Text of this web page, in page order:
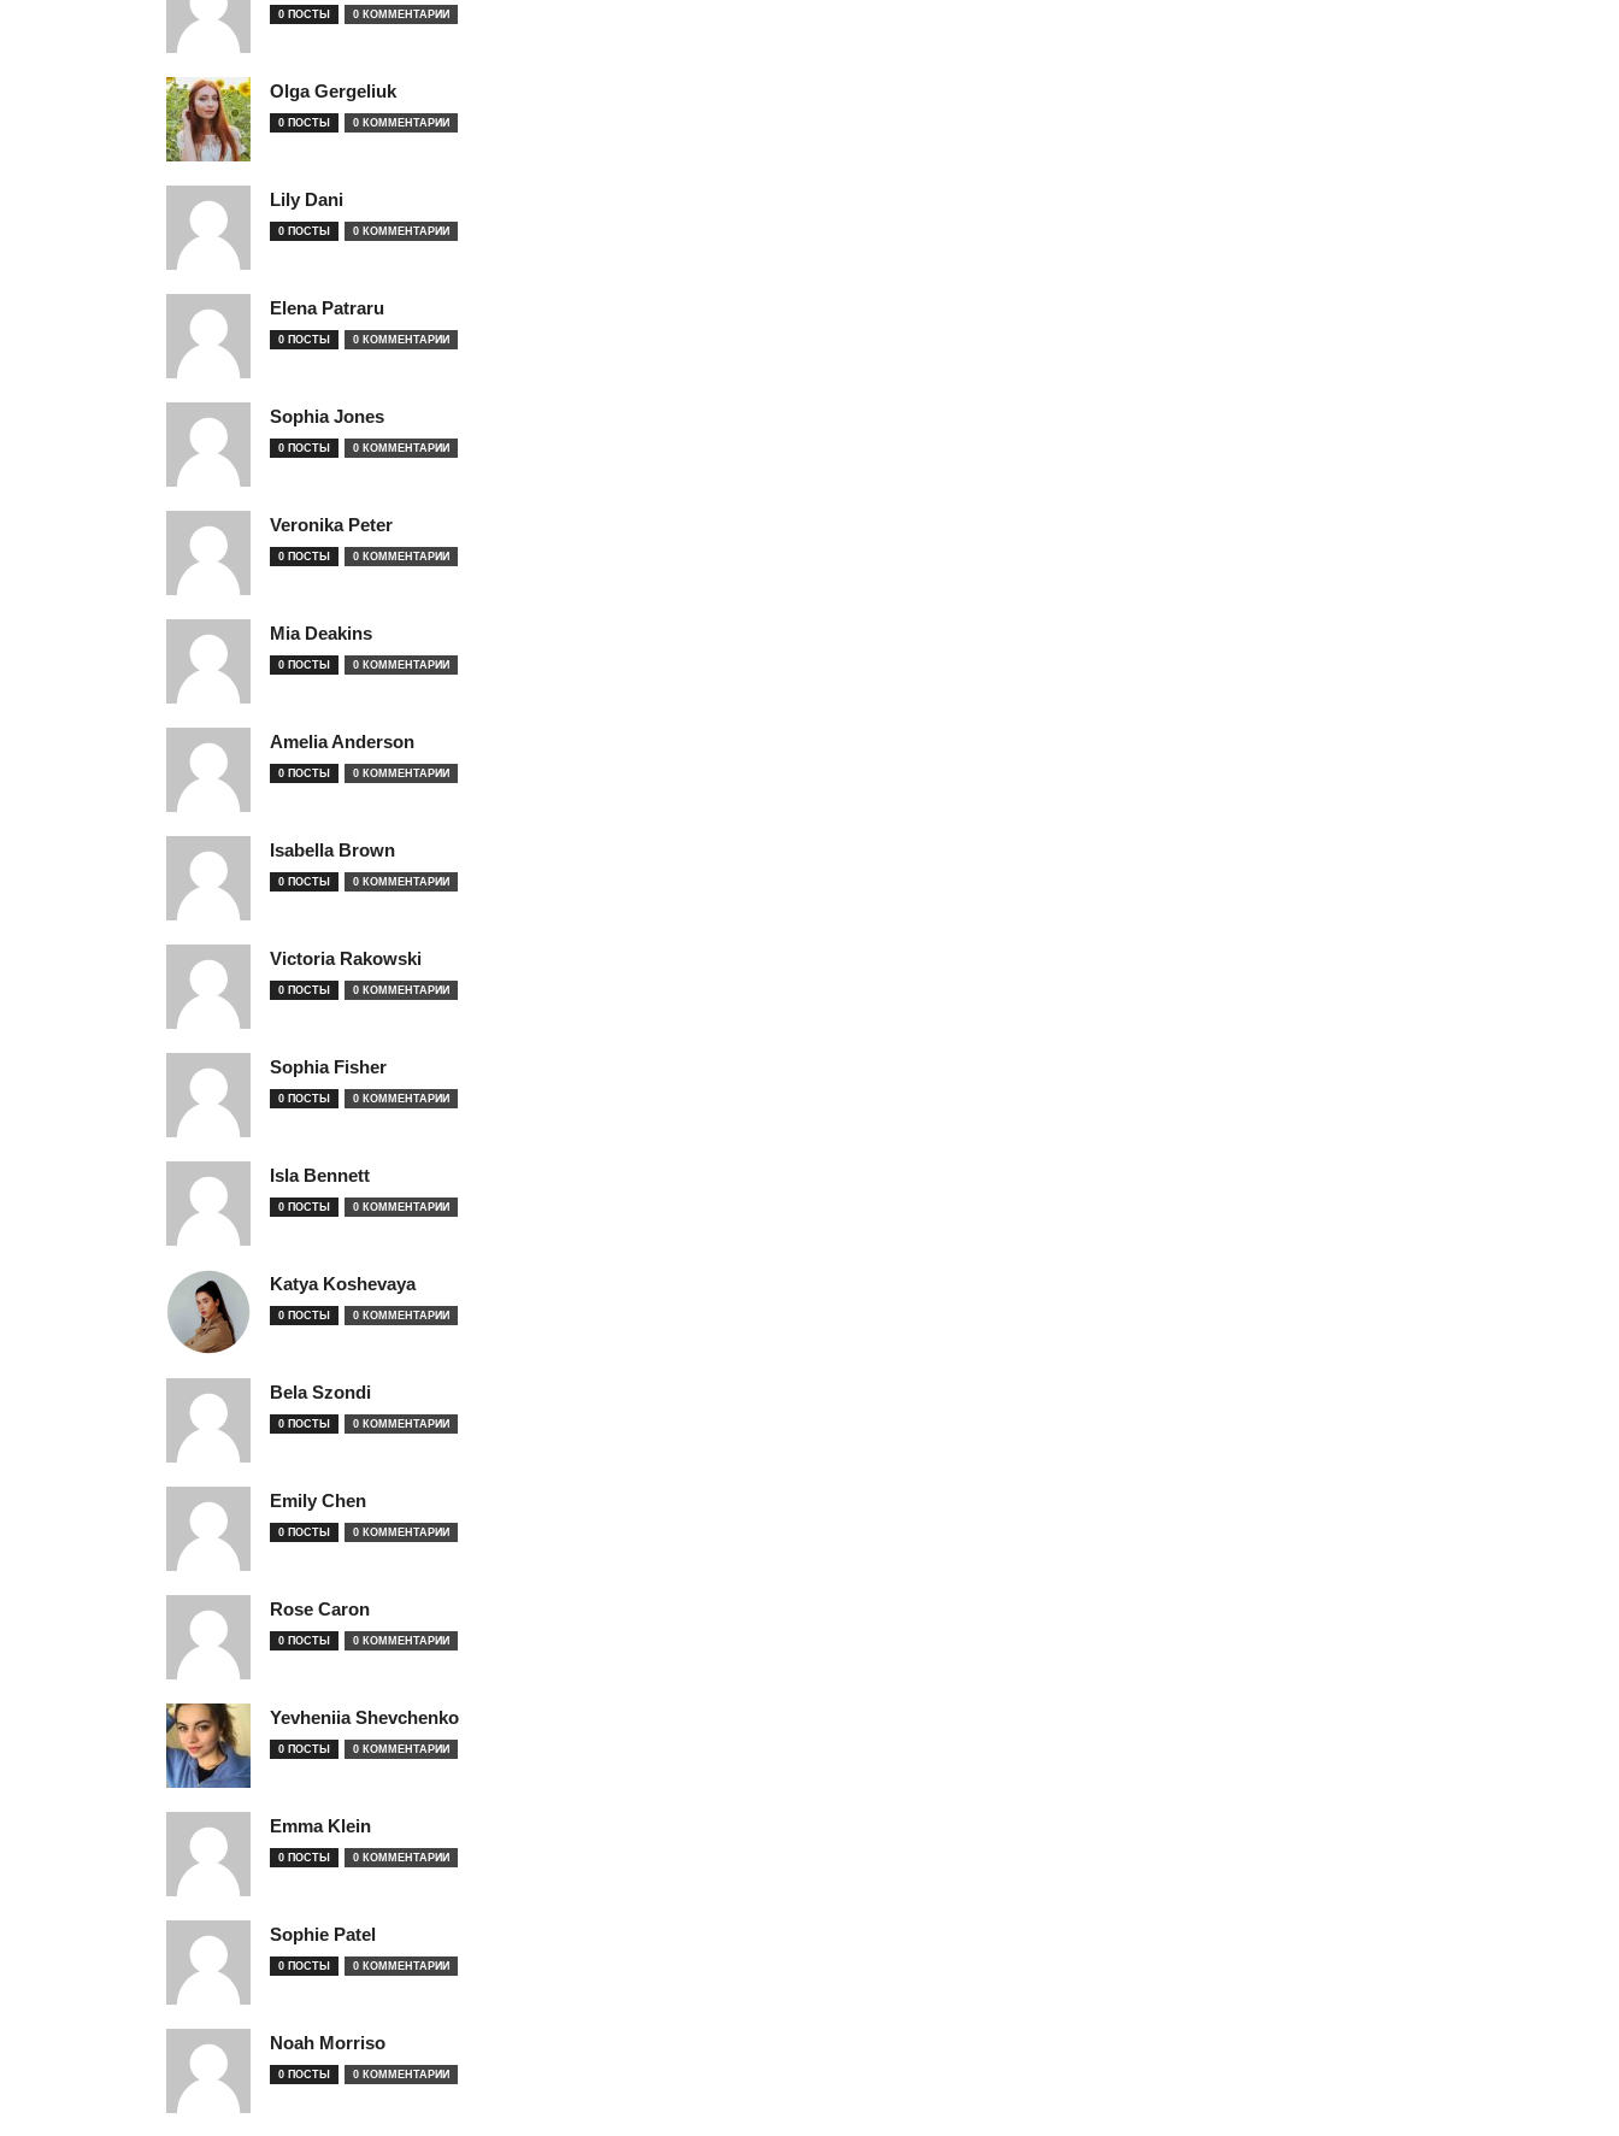
0 ПОСТЫ 0 КОММЕНТАРИИ
Olga Gergeliuk
0 ПОСТЫ 0 КОММЕНТАРИИ
Lily Dani
0 ПОСТЫ 0 КОММЕНТАРИИ
Elena Patraru
0 ПОСТЫ 0 КОММЕНТАРИИ
Sophia Jones
0 ПОСТЫ 0 КОММЕНТАРИИ
Veronika Peter
0 ПОСТЫ 0 КОММЕНТАРИИ
Mia Deakins
0 ПОСТЫ 0 КОММЕНТАРИИ
Amelia Anderson
0 ПОСТЫ 0 КОММЕНТАРИИ
Isabella Brown
0 ПОСТЫ 0 КОММЕНТАРИИ
Victoria Rakowski
0 ПОСТЫ 0 КОММЕНТАРИИ
Sophia Fisher
0 ПОСТЫ 0 КОММЕНТАРИИ
Isla Bennett
0 ПОСТЫ 0 КОММЕНТАРИИ
Katya Koshevaya
0 ПОСТЫ 0 КОММЕНТАРИИ
Bela Szondi
0 ПОСТЫ 0 КОММЕНТАРИИ
Emily Chen
0 ПОСТЫ 0 КОММЕНТАРИИ
Rose Caron
0 ПОСТЫ 0 КОММЕНТАРИИ
Yevheniia Shevchenko
0 ПОСТЫ 0 КОММЕНТАРИИ
Emma Klein
0 ПОСТЫ 0 КОММЕНТАРИИ
Sophie Patel
0 ПОСТЫ 0 КОММЕНТАРИИ
Noah Morriso
0 ПОСТЫ 0 КОММЕНТАРИИ